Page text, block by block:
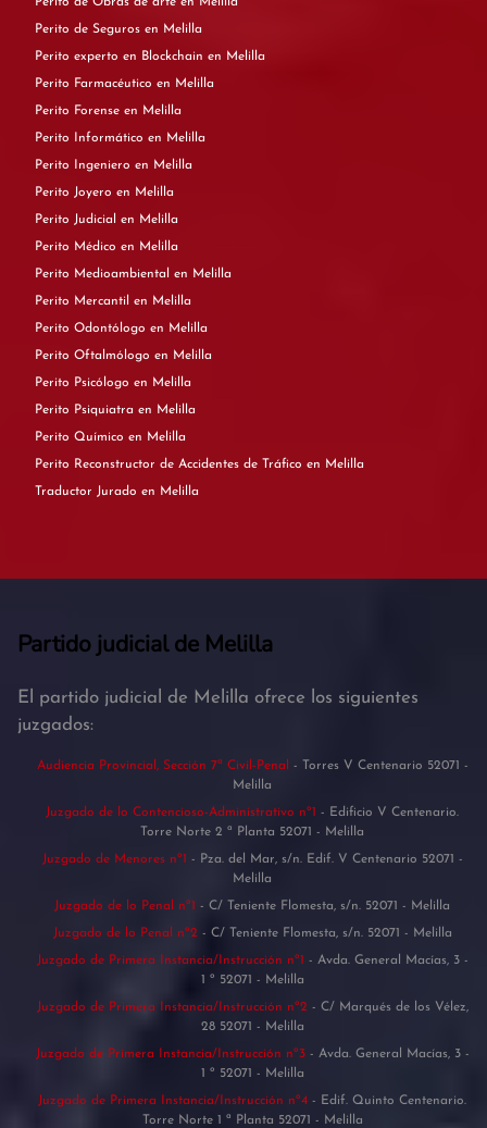
Perito de Seguros en Melilla
Perito experto en Blockchain en Melilla
Perito Farmacéutico en Melilla
Perito Forense en Melilla
Perito Informático en Melilla
Perito Ingeniero en Melilla
Perito Joyero en Melilla
Perito Judicial en Melilla
Perito Médico en Melilla
Perito Medioambiental en Melilla
Perito Mercantil en Melilla
Perito Odontólogo en Melilla
Perito Oftalmólogo en Melilla
Perito Psicólogo en Melilla
Perito Psiquiatra en Melilla
Perito Químico en Melilla
Perito Reconstructor de Accidentes de Tráfico en Melilla
Traductor Jurado en Melilla
Partido judicial de Melilla
El partido judicial de Melilla ofrece los siguientes
juzgados:
Audiencia Provincial, Sección 7ª Civil-Penal - Torres V Centenario 52071 -
Melilla
Juzgado de lo Contencioso-Administrativo nº1 - Edificio V Centenario.
Torre Norte 2 ª Planta 52071 - Melilla
Juzgado de Menores nº1 - Pza. del Mar, s/n. Edif. V Centenario 52071 -
Melilla
Juzgado de lo Penal nº1 - C/ Teniente Flomesta, s/n. 52071 - Melilla
Juzgado de lo Penal nº2 - C/ Teniente Flomesta, s/n. 52071 - Melilla
Juzgado de Primera Instancia/Instrucción nº1 - Avda. General Macías, 3 -
1 º 52071 - Melilla
Juzgado de Primera Instancia/Instrucción nº2 - C/ Marqués de los Vélez,
28 52071 - Melilla
Juzgado de Primera Instancia/Instrucción nº3 - Avda. General Macías, 3 -
1 º 52071 - Melilla
Juzgado de Primera Instancia/Instrucción nº4 - Edif. Quinto Centenario.
Torre Norte 1 ª Planta 52071 - Melilla